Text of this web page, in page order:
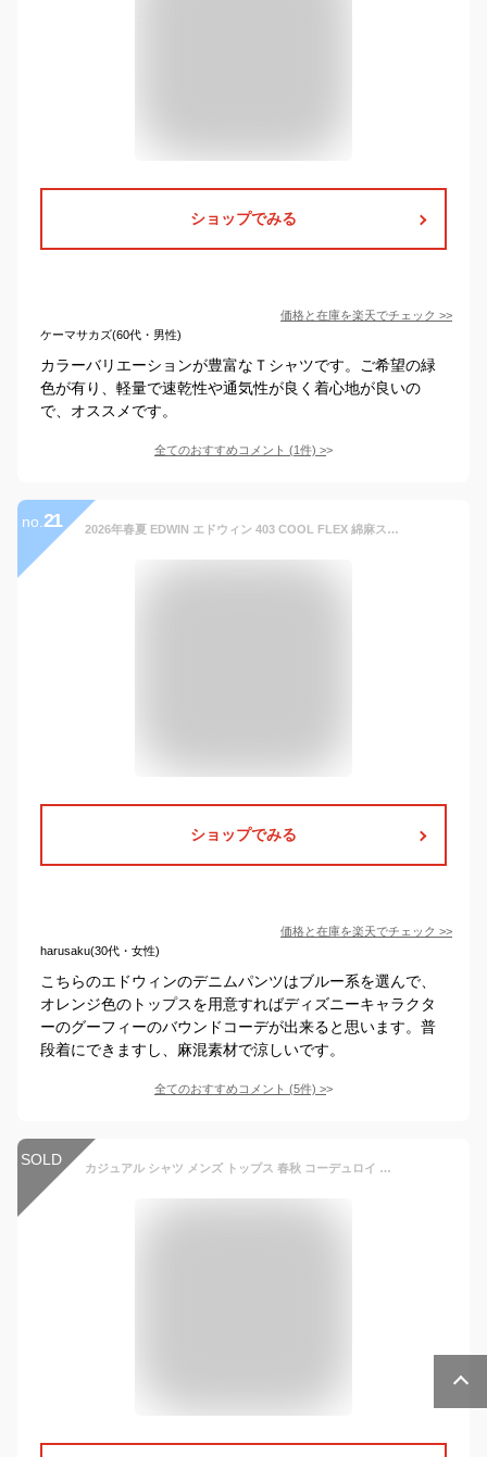
ショップでみる
価格と在庫を楽天でチェック >>
ケーマサカズ(60代・男性)
カラーバリエーションが豊富なＴシャツです。ご希望の緑
色が有り、軽量で速乾性や通気性が良く着心地が良いの
で、オススメです。
全てのおすすめコメント (1件) >
no. 21 2026年春夏 EDWIN エドウィン 403 COOL FLEX 綿麻ストレッチ ふつうのストレート E403CA 股上深め クール デニム メンズ ジーンズ 涼しいパンツ 送料無料
ショップでみる
価格と在庫を楽天でチェック >>
harusaku(30代・女性)
こちらのエドウィンのデニムパンツはブルー系を選んで、
オレンジ色のトップスを用意すればディズニーキャラクタ
ーのグーフィーのバウンドコーデが出来ると思います。普
段着にできますし、麻混素材で涼しいです。
全てのおすすめコメント (5件) >
SOLD カジュアル シャツ メンズ トップス 春秋 コーデュロイ ワークシャツ ジャケット 大きいサイズ レトロ ミリタリーグリーン